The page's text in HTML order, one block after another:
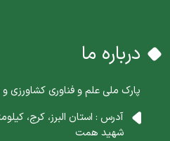
درباره ما
پارک ملی علم و فناوری کشاورزی
شهید همت